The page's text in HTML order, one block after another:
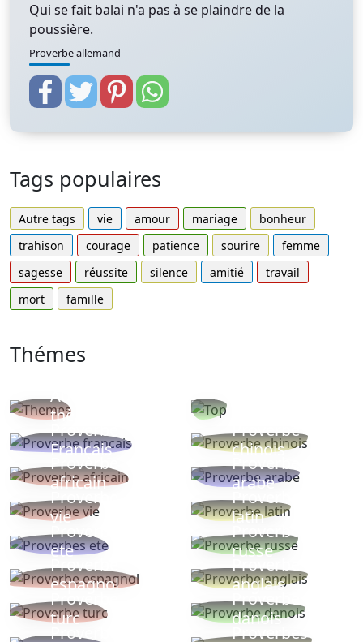
Qui se fait balai n'a pas à se plaindre de la
poussière.
Proverbe allemand
Tags populaires
Autre tags vie amour mariage
bonheur
trahison
courage patience sourire
femme
sagesse
réussite silence amitié
travail
mort
famille
Thémes
Autres
thèmes
Proverbe
Français
Proverbe
chinois
Proverbe
africain
Proverbe
arabe
Proverbe
vie
Proverbe
latin
Proverbes
ete
Proverbe
russe
Proverbe
espagnol
Proverbe
anglais
Proverbe
turc
Proverbe
danois
Proverbe
Proverbes